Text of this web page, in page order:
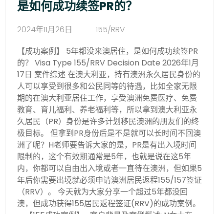
是如何成功续签PR的？
2024年11月26日
155/RRV
【成功案例】 5年都没来澳居住，是如何成功续签PR
的？ Visa Type 155/RRV Decision Date 2026年1月
17日 案件综述 在澳大利亚，持有澳洲永久居民身份的
人可以享受到很多和公民同等的待遇，比如全家无限
期的在澳大利亚居住工作，享受澳洲免费医疗、免费
教育、育儿福利、养老福利等，所以拿到澳大利亚永
久居民（PR）身份是许多计划移民澳洲的朋友们的终
极目标。 但拿到PR身份后是不是就可以长时间不回澳
洲了呢？H老师要告诉大家的是，PR是有出入境时间
限制的，这个有效期通常是5年，也就是说在这5年
内，你都可以自由出入境或者一直待在澳洲，但如果5
年后你需要出境就必须申请澳洲居民返程155/157签证
（RRV）。 今天就为大家分享一个超过5年都没回
澳，但成功获得155居民返程签证(RRV)的成功案例。